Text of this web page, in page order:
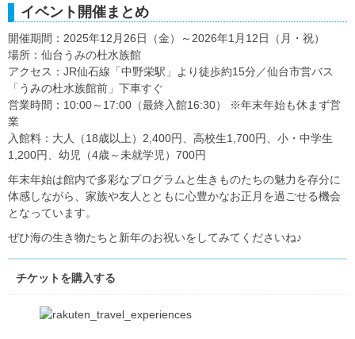
イベント開催まとめ
開催期間：2025年12月26日（金）～2026年1月12日（月・祝）
場所：仙台うみの杜水族館
アクセス：JR仙石線「中野栄駅」より徒歩約15分／仙台市営バス
「うみの杜水族館前」下車すぐ
営業時間：10:00～17:00（最終入館16:30） ※年末年始も休まず営
業
入館料：大人（18歳以上）2,400円、高校生1,700円、小・中学生
1,200円、幼児（4歳～未就学児）700円
年末年始は館内で多彩なプログラムと生きものたちの魅力を存分に
体感しながら、家族や友人とともに心豊かなお正月を過ごせる機会
となっています。
ぜひ海の生き物たちと新年のお祝いをしてみてくださいね♪
チケットを購入する